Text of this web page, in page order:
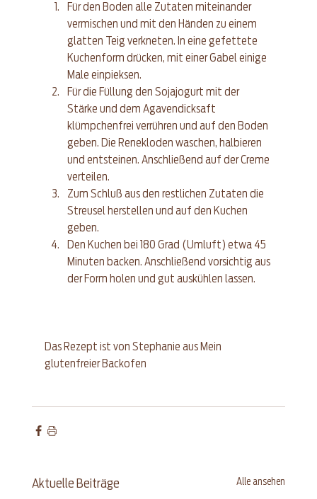
Für den Boden alle Zutaten miteinander
vermischen und mit den Händen zu einem
glatten Teig verkneten. In eine gefettete
Kuchenform drücken, mit einer Gabel einige
Male einpieksen.
Für die Füllung den Sojajogurt mit der
Stärke und dem Agavendicksaft
klümpchenfrei verrühren und auf den Boden
geben. Die Renekloden waschen, halbieren
und entsteinen. Anschließend auf der Creme
verteilen.
Zum Schluß aus den restlichen Zutaten die
Streusel herstellen und auf den Kuchen
geben.
Den Kuchen bei 180 Grad (Umluft) etwa 45
Minuten backen. Anschließend vorsichtig aus
der Form holen und gut auskühlen lassen.
Das Rezept ist von Stephanie aus Mein
glutenfreier Backofen
Aktuelle Beiträge Alle ansehen